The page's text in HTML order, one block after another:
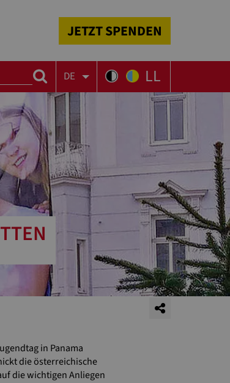
JETZT SPENDEN
DE LL
in Panama
die österreichische
die wichtigen Anliegen